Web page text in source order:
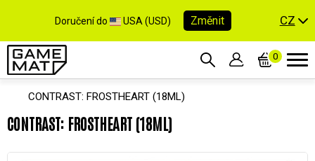
Doručení do USA (USD) Změnit CZ
0
CONTRAST: FROSTHEART (18ML)
CONTRAST: FROSTHEART (18ML)